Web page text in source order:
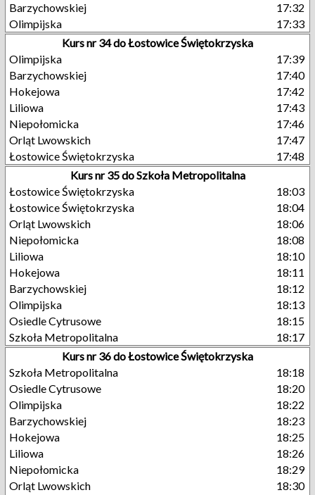
Barzychowskiej
17:32
Olimpijska
17:33
Kurs nr 34 do Łostowice Świętokrzyska
Olimpijska
17:39
Barzychowskiej
17:40
Hokejowa
17:42
Liliowa
17:43
Niepołomicka
17:46
Orląt Lwowskich
17:47
Łostowice Świętokrzyska
17:48
Kurs nr 35 do Szkoła Metropolitalna
Łostowice Świętokrzyska
18:03
Łostowice Świętokrzyska
18:04
Orląt Lwowskich
18:06
Niepołomicka
18:08
Liliowa
18:10
Hokejowa
18:11
Barzychowskiej
18:12
Olimpijska
18:13
Osiedle Cytrusowe
18:15
Szkoła Metropolitalna
18:17
Kurs nr 36 do Łostowice Świętokrzyska
Szkoła Metropolitalna
18:18
Osiedle Cytrusowe
18:20
Olimpijska
18:22
Barzychowskiej
18:23
Hokejowa
18:25
Liliowa
18:26
Niepołomicka
18:29
Orląt Lwowskich
18:30